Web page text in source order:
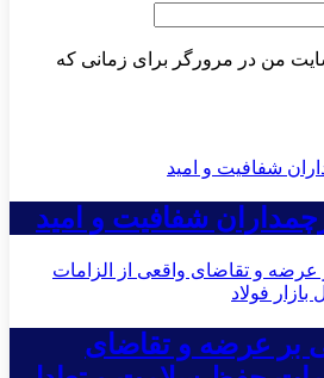
من در مرورگر برای زمانی که
شفافیت و امید
بر عرضه و تقاضای